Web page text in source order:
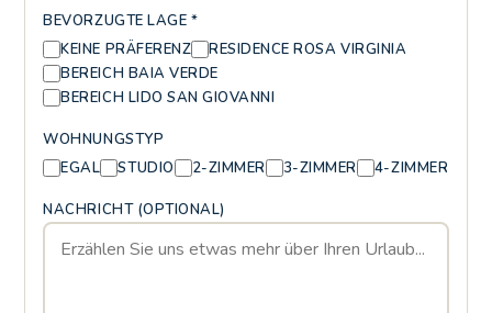
BEVORZUGTE LAGE *
KEINE PRÄFERENZ
RESIDENCE ROSA VIRGINIA
BEREICH BAIA VERDE
BEREICH LIDO SAN GIOVANNI
WOHNUNGSTYP
EGAL
STUDIO 2-ZIMMER 3-ZIMMER 4-ZIMMER
NACHRICHT (OPTIONAL)